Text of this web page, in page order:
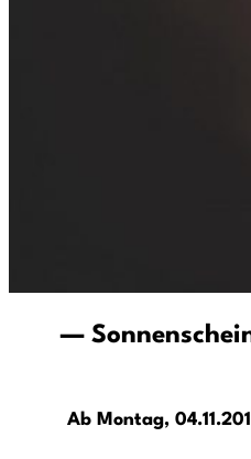
—
Ab Montag,